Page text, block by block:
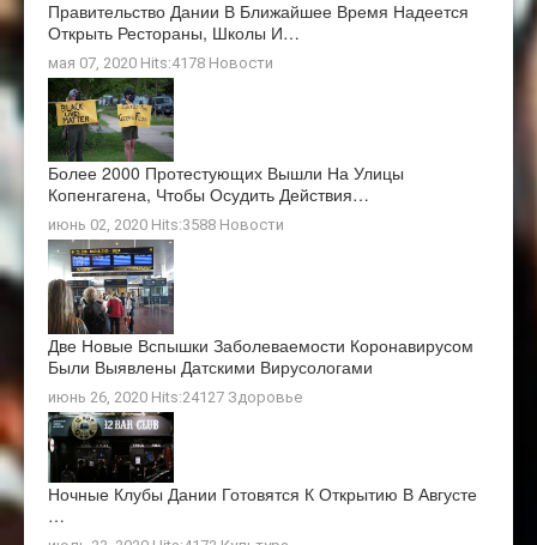
Правительство Дании В Ближайшее Время Надеется
Открыть Рестораны, Школы И…
мая 07, 2020 Hits:4178 Новости
Более 2000 Протестующих Вышли На Улицы
Копенгагена, Чтобы Осудить Действия…
июнь 02, 2020 Hits:3588 Новости
Две Новые Вспышки Заболеваемости Коронавирусом
Были Выявлены Датскими Вирусологами
июнь 26, 2020 Hits:24127 Здоровье
Ночные Клубы Дании Готовятся К Открытию В Августе
…